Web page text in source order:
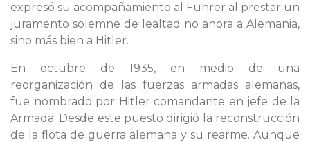
expresó su acompañamiento al Führer al prestar un
juramento solemne de lealtad no ahora a Alemania,
sino más bien a Hitler.
En octubre de 1935, en medio de una
reorganización de las fuerzas armadas alemanas,
fue nombrado por Hitler comandante en jefe de la
Armada. Desde este puesto dirigió la reconstrucción
de la flota de guerra alemana y su rearme. Aunque